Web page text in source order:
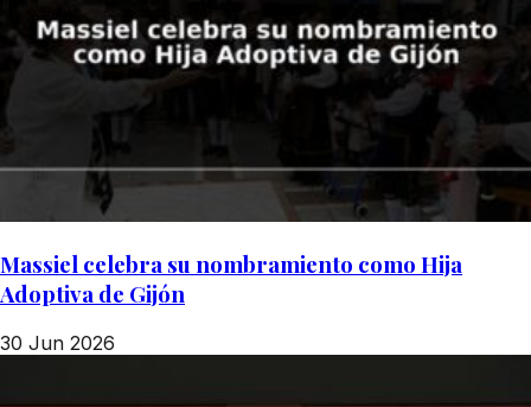
Massiel celebra su nombramiento como Hija
Adoptiva de Gijón
30 Jun 2026